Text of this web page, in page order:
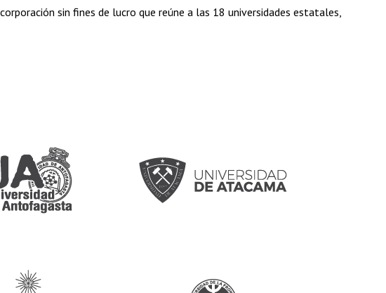
Hospital Clínico
sin fines de lucro que reúne a las 18 universidades estatales,